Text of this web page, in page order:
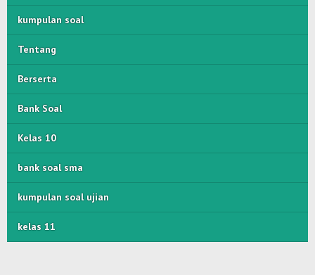
kumpulan soal
Tentang
Berserta
Bank Soal
Kelas 10
bank soal sma
kumpulan soal ujian
kelas 11